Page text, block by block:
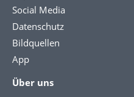
Social Media
Datenschutz
Bildquellen
App
Über uns